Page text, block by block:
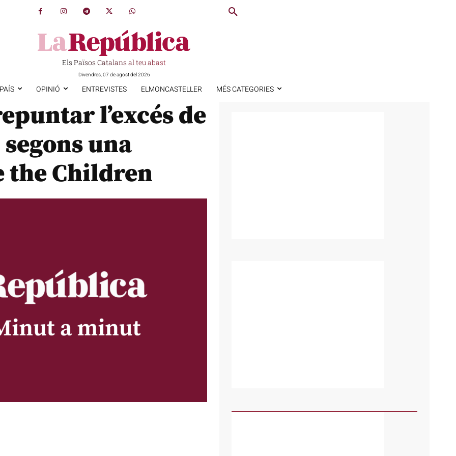
Els Països Catalans al teu abast
Divendres, 07 de agost del 2026
OPINIÓ ENTREVISTES ELMONCASTELLER MÉS CATEGORIES
l’excés de
una
the Children